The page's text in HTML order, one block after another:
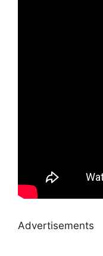
Advertisements